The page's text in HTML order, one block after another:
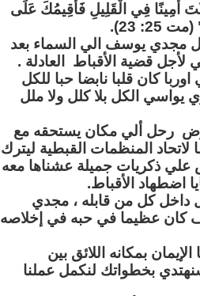
أَمِينًا فِي الْقَلِيلِ فَأُقِيمُكَ عَلَى
23).
مجدي يوسف الي السماء بعد
قضية الأقباط العادلة .
كان قلبا نابضا حبا للكل
يواسي الكل بلا كلل ولا ملل
رحل ألي مكان يستحقه مع
المنظمات القبطية ليترك
علي ذكريات جميلة عشناها معه
اضطهاد الأقباط.
داخل كل من قابله ، مجدي
عظيما في حبه في إخلاصه
بمكانه اللائق بين
بخطواتك لنكمل عملنا